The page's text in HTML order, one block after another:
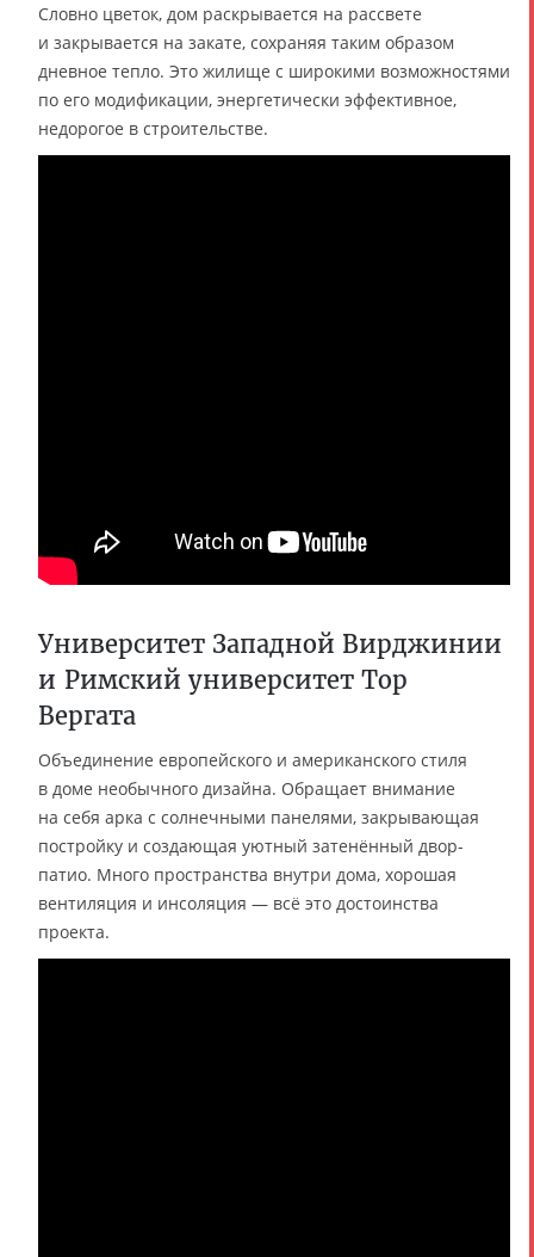
Словно цветок, дом раскрывается на рассвете
и закрывается на закате, сохраняя таким образом
дневное тепло. Это жилище с широкими возможностями
по его модификации, энергетически эффективное,
недорогое в строительстве.
Университет Западной Вирджинии
и Римский университет Тор
Вергата
Объединение европейского и американского стиля
в доме необычного дизайна. Обращает внимание
на себя арка с солнечными панелями, закрывающая
постройку и создающая уютный затенённый двор-
патио. Много пространства внутри дома, хорошая
вентиляция и инсоляция — всё это достоинства
проекта.